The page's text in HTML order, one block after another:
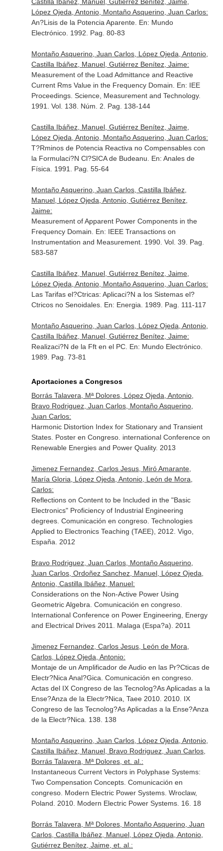
López Ojeda, Antonio, Montaño Asquerino, Juan Carlos:
An?Lisis de la Potencia Aparente. En: Mundo
Electrónico. 1992. Pag. 80-83
Montaño Asquerino, Juan Carlos, López Ojeda, Antonio,
Castilla Ibáñez, Manuel, Gutiérrez Benítez, Jaime:
Measurement of the Load Admittance and Reactive
Current Rms Value in the Frequency Domain. En: IEE
Proceedings. Science, Measurement and Technology.
1991. Vol. 138. Núm. 2. Pag. 138-144
Castilla Ibáñez, Manuel, Gutiérrez Benítez, Jaime,
López Ojeda, Antonio, Montaño Asquerino, Juan Carlos:
T?Rminos de Potencia Reactiva no Compensables con
la Formulaci?N Cl?SICA de Budeanu. En: Anales de
Física . 1991. Pag. 55-64
Montaño Asquerino, Juan Carlos, Castilla Ibáñez,
Manuel, López Ojeda, Antonio, Gutiérrez Benítez,
Jaime:
Measurement of Apparent Power Components in the
Frequency Domain. En: IEEE Transactions on
Instrumentation and Measurement. 1990. Vol. 39. Pag.
583-587
Castilla Ibáñez, Manuel, Gutiérrez Benítez, Jaime,
López Ojeda, Antonio, Montaño Asquerino, Juan Carlos:
Las Tarifas el?Ctricas: Aplicaci?N a los Sistemas el?
Ctricos no Senoidales. En: Energia . 1989. Pag. 111-117
Montaño Asquerino, Juan Carlos, López Ojeda, Antonio,
Castilla Ibáñez, Manuel, Gutiérrez Benítez, Jaime:
Realizaci?N de la Fft en el PC. En: Mundo Electrónico.
1989. Pag. 73-81
Aportaciones a Congresos
Borrás Talavera, Mª Dolores, López Ojeda, Antonio,
Bravo Rodriguez, Juan Carlos, Montaño Asquerino,
Juan Carlos:
Harmonic Distortion Index for Stationary and Transient
States. Poster en Congreso. international Conference on
Renewable Energies and Power Quality. 2013
Jimenez Fernandez, Carlos Jesus, Miró Amarante,
María Gloria, López Ojeda, Antonio, León de Mora,
Carlos:
Reflections on Content to be Included in the "Basic
Electronics" Proficiency of Industrial Engineering
degrees. Comunicación en congreso. Technologies
Applied to Electronics Teaching (TAEE), 2012. Vigo,
España. 2012
Bravo Rodriguez, Juan Carlos, Montaño Asquerino,
Juan Carlos, Ordoñez Sanchez, Manuel, López Ojeda,
Antonio, Castilla Ibáñez, Manuel:
Considerations on the Non-Active Power Using
Geometric Algebra. Comunicación en congreso.
International Conference on Power Engineering, Energy
and Electrical Drives 2011. Malaga (Espa?a). 2011
Jimenez Fernandez, Carlos Jesus, León de Mora,
Carlos, López Ojeda, Antonio:
Montaje de un Amplificador de Audio en las Pr?Cticas de
Electr?Nica Anal?Gica. Comunicación en congreso.
Actas del IX Congreso de las Tecnolog?As Aplicadas a la
Ense?Anza de la Electr?Nica, Taee 2010. 2010. IX
Congreso de las Tecnolog?As Aplicadas a la Ense?Anza
de la Electr?Nica. 138. 138
Montaño Asquerino, Juan Carlos, López Ojeda, Antonio,
Castilla Ibáñez, Manuel, Bravo Rodriguez, Juan Carlos,
Borrás Talavera, Mª Dolores, et. al.:
Instantaneous Current Vectors in Polyphase Systems:
Two Compensation Concepts. Comunicación en
congreso. Modern Electric Power Systems. Wroclaw,
Poland. 2010. Modern Electric Power Systems. 16. 18
Borrás Talavera, Mª Dolores, Montaño Asquerino, Juan
Carlos, Castilla Ibáñez, Manuel, López Ojeda, Antonio,
Gutiérrez Benítez, Jaime, et. al.: